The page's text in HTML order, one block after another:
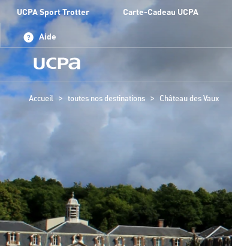
UCPA Sport Trotter Carte-Cadeau UCPA
Aide
Accueil > toutes nos destinations > Château des Vaux